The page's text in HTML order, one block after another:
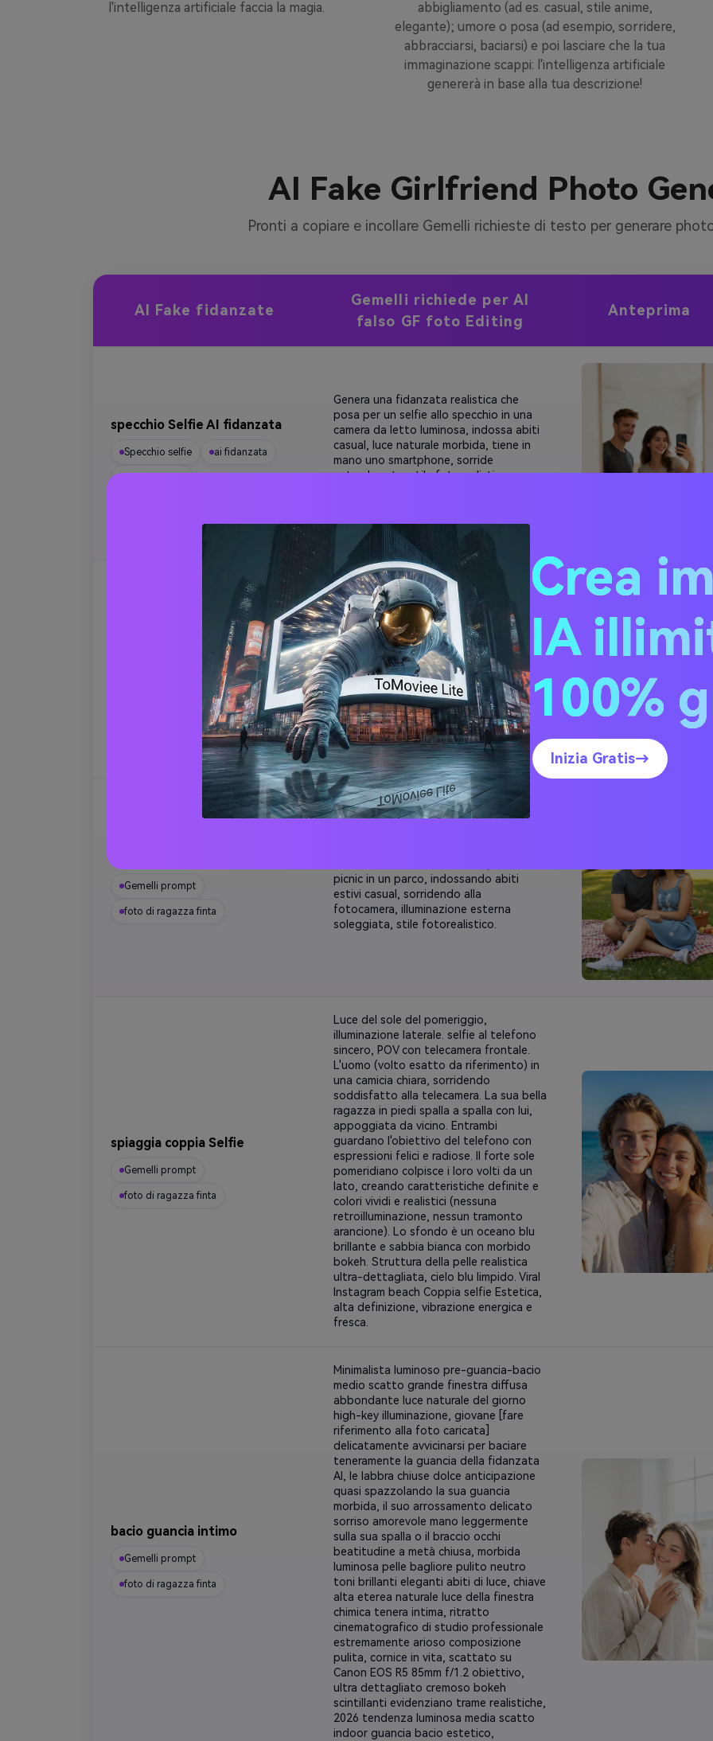
l'intelligenza artificiale faccia la magia.
abbigliamento (ad es. casual, stile anime,
elegante); umore o posa (ad esempio, sorridere,
abbracciarsi, baciarsi) e poi lasciare che la tua
immaginazione scappi: l'intelligenza artificiale
genererà in base alla tua descrizione!
AI Fake Girlfriend Photo
Pronti a copiare e incollare Gemelli richieste di testo per generare
AI Fake fidanzate
Gemelli richiede per AI
falso GF foto Editing
Anteprima
specchio Selfie AI fidanzata
Specchio selfie ai fidanzata
Genera una fidanzata realistica che
posa per un selfie allo specchio in una
camera da letto luminosa, indossa abiti
casual, luce naturale morbida, tiene in
mano uno smartphone, sorride
naturalmente, stile fotorealistico.
accogliente casa AI fidanzata
foto fidanzata
Genera una fidanzata realistica seduta
accanto al maschio in un soggiorno
accogliente, indossando abiti casual
comodi, illuminazione morbida e calda,
impegnandosi in un'attività rilassata
come leggere un libro o bere un caffè.
Stile fotorealistico, sorridendo
naturalmente.
Gemelli prompt
foto di ragazza finta
picnic in un parco, indossando abiti
estivi casual, sorridendo alla
fotocamera, illuminazione esterna
soleggiata, stile fotorealistico.
spiaggia coppia Selfie
Gemelli prompt
foto di ragazza finta
Luce del sole del pomeriggio,
illuminazione laterale. selfie al telefono
sincero, POV con telecamera frontale.
L'uomo (volto esatto da riferimento) in
una camicia chiara, sorridendo
soddisfatto alla telecamera. La sua bella
ragazza in piedi spalla a spalla con lui,
appoggiata da vicino. Entrambi
guardano l'obiettivo del telefono con
espressioni felici e radiose. Il forte sole
pomeridiano colpisce i loro volti da un
lato, creando caratteristiche definite e
colori vividi e realistici (nessuna
retroilluminazione, nessun tramonto
arancione). Lo sfondo è un oceano blu
brillante e sabbia bianca con morbido
bokeh. Struttura della pelle realistica
ultra-dettagliata, cielo blu limpido. Viral
Instagram beach Coppia selfie Estetica,
alta definizione, vibrazione energica e
fresca.
bacio guancia intimo
Gemelli prompt
foto di ragazza finta
Minimalista luminoso pre-guancia-bacio
medio scatto grande finestra diffusa
abbondante luce naturale del giorno
high-key illuminazione, giovane [fare
riferimento alla foto caricata]
delicatamente avvicinarsi per baciare
teneramente la guancia della fidanzata
AI, le labbra chiuse dolce anticipazione
quasi spazzolando la sua guancia
morbida, il suo arrossamento delicato
sorriso amorevole mano leggermente
sulla sua spalla o il braccio occhi
beatitudine a metà chiusa, morbida
luminosa pelle bagliore pulito neutro
toni brillanti eleganti abiti di luce, chiave
alta eterea naturale luce della finestra
chimica tenera intima, ritratto
cinematografico di studio professionale
estremamente arioso composizione
pulita, cornice in vita, scattato su
Canon EOS R5 85mm f/1.2 obiettivo,
ultra dettagliato cremoso bokeh
scintillanti evidenziano trame realistiche,
2026 tendenza luminosa media scatto
indoor guancia bacio estetico,
Crea
IA
100%
Inizia Gratis→